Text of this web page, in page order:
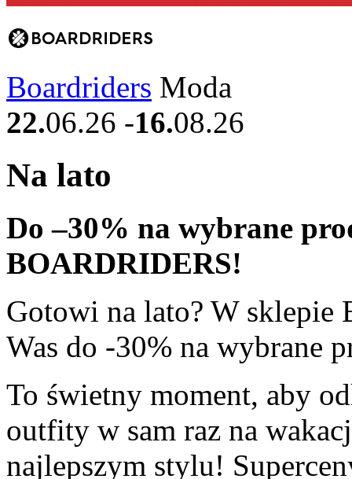
Boardriders Moda
22.06.26 -16.08.26
Na lato
Do –30% na wybrane
BOARDRIDERS!
Gotowi na lato? W sklepie
Was do -30% na wybrane
To świetny moment, aby
outfity w sam raz na
najlepszym stylu!